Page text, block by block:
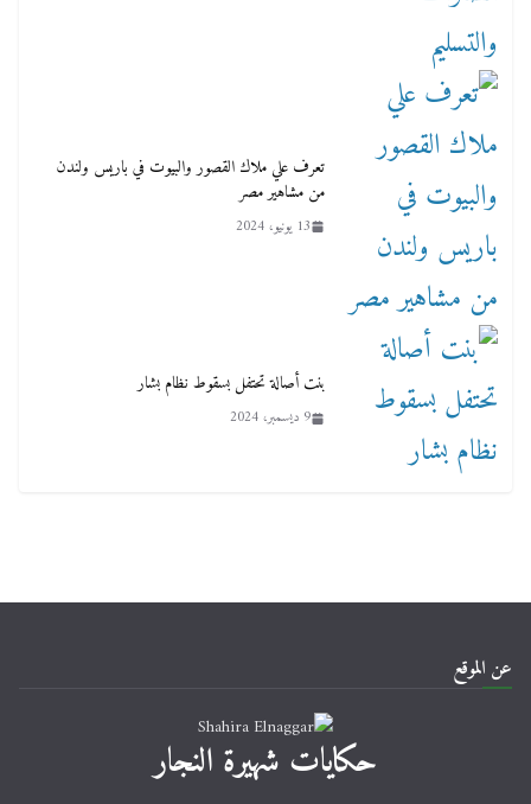
تعرف علي ملاك القصور والبيوت في باريس ولندن
من مشاهير مصر
13 يونيو، 2024
بنت أصالة تحتفل بسقوط نظام بشار
9 ديسمبر، 2024
عن الموقع
حكايات شهيرة النجار